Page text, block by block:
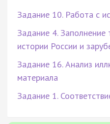
Задание 10. Работа с
Задание 4.
истории России и
Задание 16. Анализ
материала
Задание 1.